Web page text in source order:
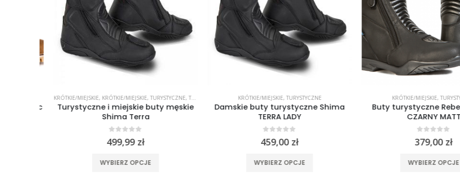
KRÓTKIE/MIEJSKIE,KRÓTKIE/MIEJSKIE,TURYSTYCZNE,TURYSTYCZNE
Turystyczne i miejskie buty męskie
Shima Terra
499,99zł
WYBIERZ OPCJE
KRÓTKIE/MIEJSKIE,TURYSTYCZNE
Damskie buty turystyczne Shima
TERRA LADY
459,00zł
WYBIERZ OPCJE
KRÓTKIE/MIEJSKIE,
Buty turystyczne
CZARNY MATT
379,00zł
WYBIERZ OPCJE